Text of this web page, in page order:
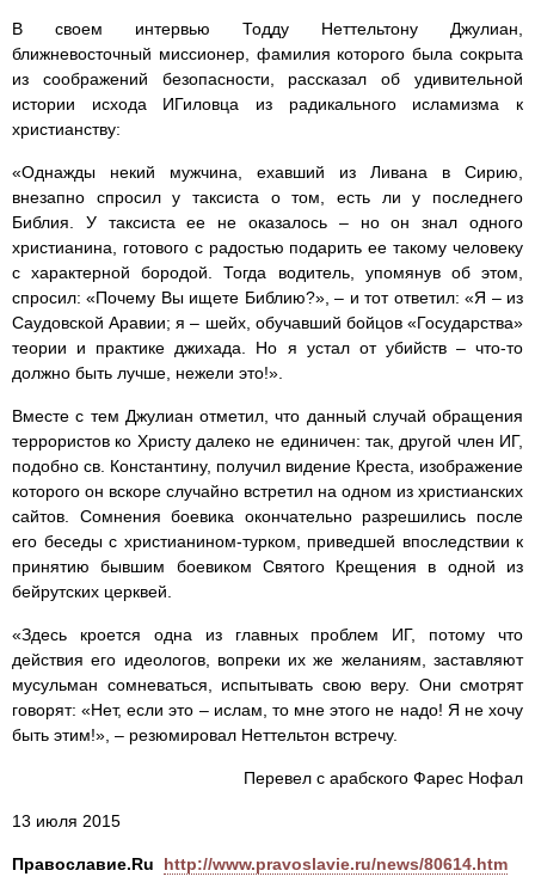
В своем интервью Тодду Неттельтону Джулиан,
ближневосточный миссионер, фамилия которого была сокрыта
из соображений безопасности, рассказал об удивительной
истории исхода ИГиловца из радикального исламизма к
христианству:
«Однажды некий мужчина, ехавший из Ливана в Сирию,
внезапно спросил у таксиста о том, есть ли у последнего
Библия. У таксиста ее не оказалось – но он знал одного
христианина, готового с радостью подарить ее такому человеку
с характерной бородой. Тогда водитель, упомянув об этом,
спросил: «Почему Вы ищете Библию?», – и тот ответил: «Я – из
Саудовской Аравии; я – шейх, обучавший бойцов «Государства»
теории и практике джихада. Но я устал от убийств – что-то
должно быть лучше, нежели это!».
Вместе с тем Джулиан отметил, что данный случай обращения
террористов ко Христу далеко не единичен: так, другой член ИГ,
подобно св. Константину, получил видение Креста, изображение
которого он вскоре случайно встретил на одном из христианских
сайтов. Сомнения боевика окончательно разрешились после
его беседы с христианином-турком, приведшей впоследствии к
принятию бывшим боевиком Святого Крещения в одной из
бейрутских церквей.
«Здесь кроется одна из главных проблем ИГ, потому что
действия его идеологов, вопреки их же желаниям, заставляют
мусульман сомневаться, испытывать свою веру. Они смотрят
говорят: «Нет, если это – ислам, то мне этого не надо! Я не хочу
быть этим!», – резюмировал Неттельтон встречу.
Перевел с арабского Фарес Нофал
13 июля 2015
Православие.Ru http://www.pravoslavie.ru/news/80614.htm